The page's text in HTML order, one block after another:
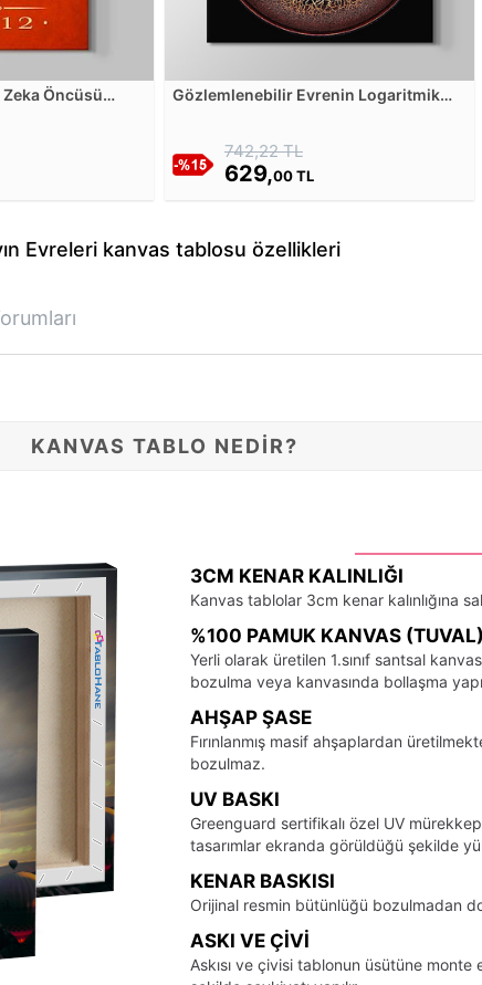
Öncüsü
Gözlemlenebilir Evrenin Logaritmik
742,22 TL
629,00 TL
Evreleri kanvas tablosu özellikleri
KANVAS TABLO NEDİR?
3CM KENAR KALINLIĞI
Kanvas tablolar 3cm kenar kalınlığına
%100 PAMUK KANVAS (TUVAL)
Yerli olarak üretilen 1.sınıf santsal
bozulma veya kanvasında bollaşma
AHŞAP ŞASE
Fırınlanmış masif ahşaplardan
bozulmaz.
UV BASKI
Greenguard sertifikalı özel UV
tasarımlar ekranda görüldüğü şekilde
KENAR BASKISI
Orijinal resmin bütünlüğü bozulmadan
ASKI VE ÇIVI
Askısı ve çivisi tablonun üsütüne monte